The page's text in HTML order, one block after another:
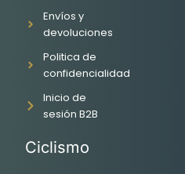
Envíos y
devoluciones
Politica de
confidencialidad
Inicio de
sesión B2B
Ciclismo